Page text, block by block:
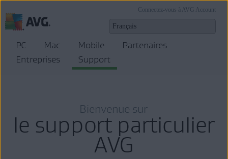
Connectez-vous à AVG Account
PC Mac Mobile
Partenaires
Entreprises
Support
Bienvenue sur
le support particulier
AVG